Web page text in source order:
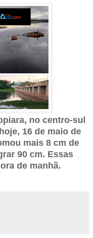
no centro-sul
16 de maio de
mais 8 cm de
90 cm. Essas
de manhã.